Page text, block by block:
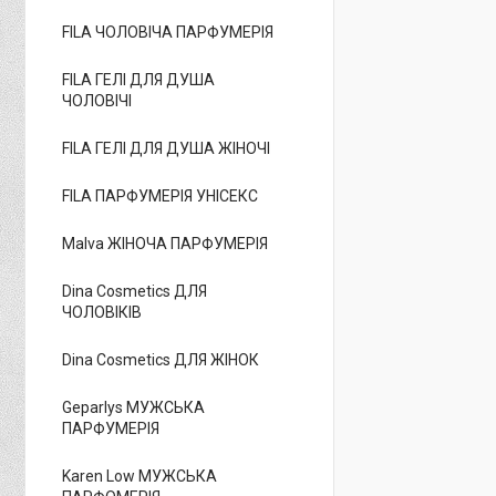
FILA ЧОЛОВІЧА ПАРФУМЕРІЯ
FILA ГЕЛІ ДЛЯ ДУША
ЧОЛОВІЧІ
FILA ГЕЛІ ДЛЯ ДУША ЖІНОЧІ
FILA ПАРФУМЕРІЯ УНІСЕКС
Malva ЖІНОЧА ПАРФУМЕРІЯ
Dina Cosmetics ДЛЯ
ЧОЛОВІКІВ
Dina Cosmetics ДЛЯ ЖІНОК
Geparlys МУЖСЬКА
ПАРФУМЕРІЯ
Karen Low МУЖСЬКА